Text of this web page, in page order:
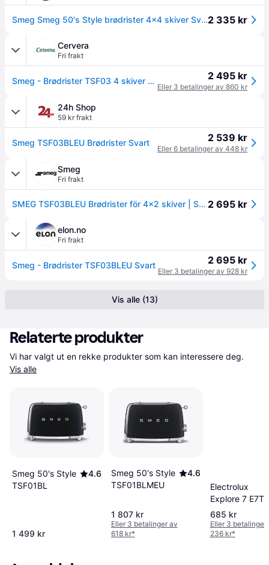
Smeg Smeg 50's Style brødrister 4x4 skiver Svart2 335 kr
Cervera
Fri frakt
Smeg - Brødrister TSF03 4 skiver kvadratisk svart 2 495 kr
Eller 3 betalinger av 860 kr
24h Shop
59 kr frakt
Smeg TSF03BLEU Brødrister Svart 2 539 kr
Eller 6 betalinger av 448 kr
Smeg
Fri frakt
SMEG TSF03BLEU Brødrister för 4x2 skiver | Sort 2 695 kr
elon.no
Fri frakt
Smeg - Brødrister TSF03BLEU Svart 2 695 kr
Eller 3 betalinger av 928 kr
Vis alle (13)
Relaterte produkter
Vis alle
Smeg 50's Style
TSF01BL
4.6
1 499 kr
Smeg 50's Style
TSF01BLMEU
4.6
1 807 kr
Eller 3 betalinger av
618 kr*
Electrolux
Explore 7
6BP
685 kr
Eller 3 betalinger
236 kr*